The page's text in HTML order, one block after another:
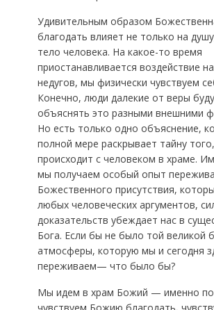
Удивительным образом
благодать влияет не только на
тело человека. На какое-то время
приостанавливается воздействие
недугов, мы физически чувствуем
Конечно, люди далекие от веры
объяснять это разными внешними
Но есть только одно объяснение,
полной мере раскрывает тайну
происходит с человеком в храме.
мы получаем особый опыт
Божественного присутствия,
любых человеческих аргументов,
доказательств убеждает нас в
Бога. Если бы не было той великой
атмосферы, которую мы и сегодня
переживаем— что было бы?
Мы идем в храм Божий — именно